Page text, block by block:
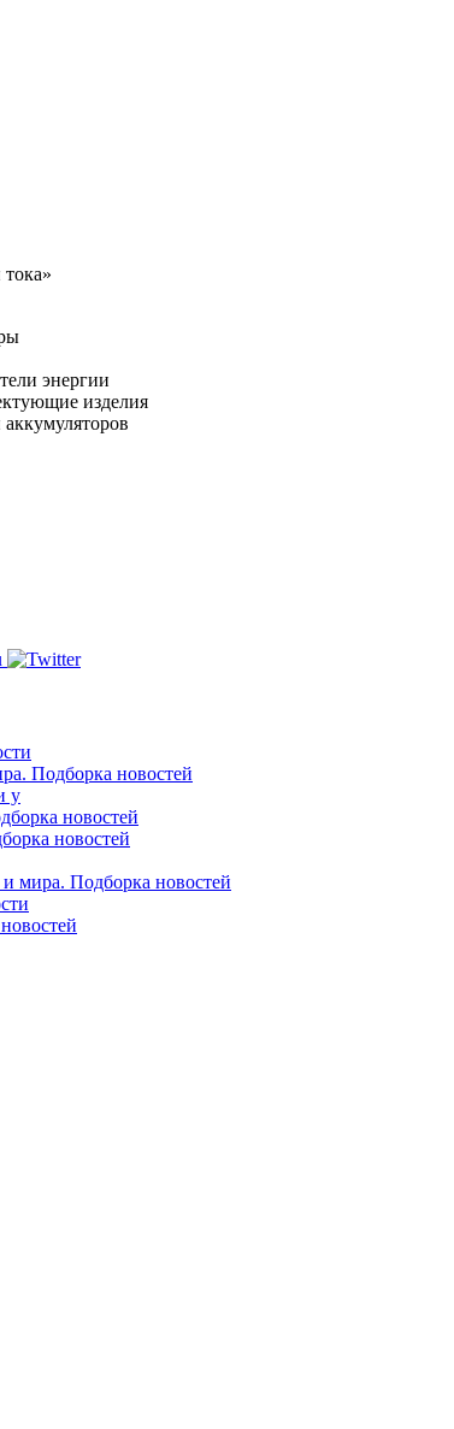
энергии
изделия
Подборка новостей
у
новостей
новостей
мира. Подборка новостей